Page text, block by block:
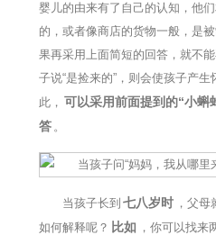
婴儿的由来有了自己的认知，他
的，或者像商店的货物一般，是
果再采用上面简短的回答，就不
子说“是捡来的”，则会使孩子产
此， 可以采用前面提到的“小蝌
答 。
当孩子长到 七八岁时 ，父母
如何解释呢？ 比如 ，你可以找